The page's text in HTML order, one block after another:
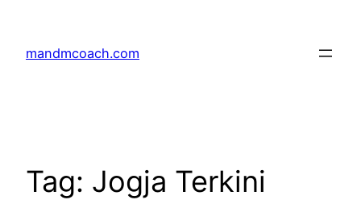
content
mandmcoach.com
Tag: Jogja Terkini